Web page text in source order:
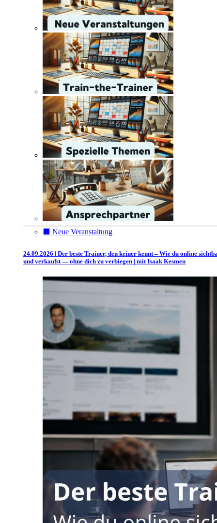
⬛️ Neue Veranstaltung
24.09.2026 | Der beste Trainer, den keiner kennt – Wie du online
und verkaufst — ohne dich zu verbiegen | mit Isaak Kesmen